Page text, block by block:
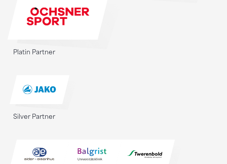
Platin Partner
Silver Partner